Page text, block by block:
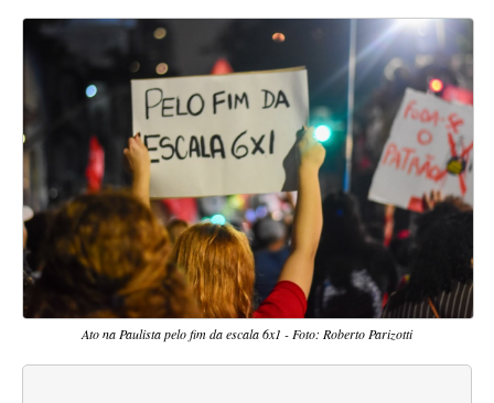
Ato na Paulista pelo fim da escala 6x1 - Foto: Roberto Parizotti